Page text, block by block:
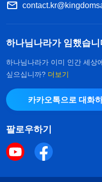
하나님나라가 임했습니
하나님나라가 이미 인간 세상
싶으십니까? 더보기
카카오톡으로 대화하
팔로우하기